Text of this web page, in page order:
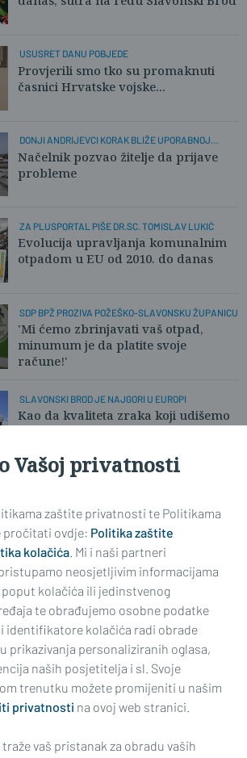
USUSRET DANU POBJEDE
Provjerili smo tko su promaknuti
časnici Hrvatske vojske...
DONJI ANDRIJEVCI KORAK BLIŽE UPORABNOJ
DOZVOLI
Načelnik pozvao žitelje da prijave
probleme
ZA PLUSPORTAL PIŠE DR.SC. TOMISLAV LUKIĆ
Evolucija upravljanja komunalnim
otpadom u EU od 2010. do danas
SDP BPŽ PROZIVA POŽEŠKO-SLAVONSKU ŽUPANICU
'Mi ćemo zbrinjavati vaš otpad,
minumum je da platite svoje
račune!'
SLAVONSKI BROD JE NAJGORI U EUROPI
Kao da kvaliteta zraka koji udišemo
korištenja Politika privatnosti
Pritužbe Suradnici
Vašoj privatnosti
zaštite privatnosti te Politikama
pročitati ovdje: Politika zaštite
kolačića. Mi i naši partneri
neosjetljivim informacijama
poput kolačića ili jedinstvenog
te obrađujemo osobne podatke
identifikatore kolačića radi obrade
prikazivanja personaliziranih oglasa,
naših posjetitelja i sl. Svoje
trenutku možete promijeniti u našim
privatnosti na ovoj web stranici.
vaš pristanak za obradu vaših